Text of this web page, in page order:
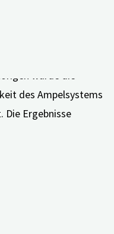
Belastung
einer weiteren Studie
pflegenden
wurde die
des Ampelsystems
Die Ergebnisse
welches Risiko für